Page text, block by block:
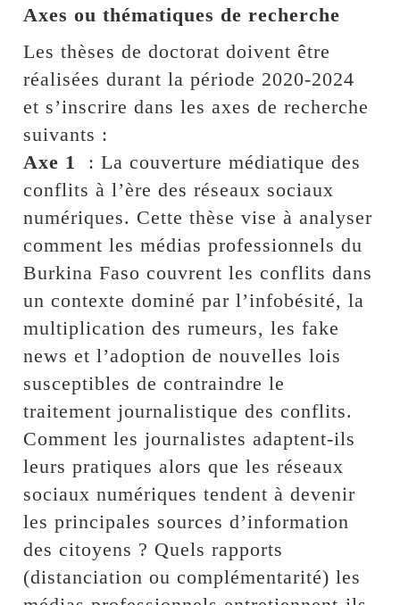
Axes ou thématiques de recherche
Les thèses de doctorat doivent être
réalisées durant la période 2020-2024
et s’inscrire dans les axes de recherche
suivants :
Axe 1
: La couverture médiatique des
conflits à l’ère des réseaux sociaux
numériques. Cette thèse vise à analyser
comment les médias professionnels du
Burkina Faso couvrent les conflits dans
un contexte dominé par l’infobésité, la
multiplication des rumeurs, les fake
news et l’adoption de nouvelles lois
susceptibles de contraindre le
traitement journalistique des conflits.
Comment les journalistes adaptent-ils
leurs pratiques alors que les réseaux
sociaux numériques tendent à devenir
les principales sources d’information
des citoyens ? Quels rapports
(distanciation ou complémentarité) les